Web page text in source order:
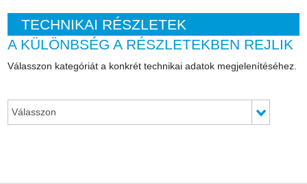
TECHNIKAI RÉSZLETEK
A KÜLÖNBSÉG A RÉSZLETEKBEN REJLIK
Válasszon kategóriát a konkrét technikai adatok megjelenítéséhez.
Válasszon